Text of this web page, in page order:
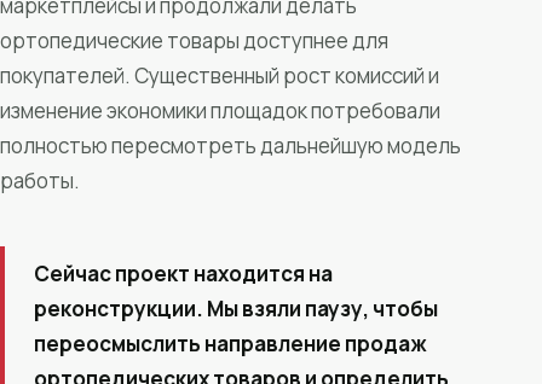
ортопедические товары доступнее для
покупателей. Существенный рост комиссий и
изменение экономики площадок потребовали
полностью пересмотреть дальнейшую модель
работы.
Сейчас проект находится на
реконструкции. Мы взяли паузу, чтобы
переосмыслить направление продаж